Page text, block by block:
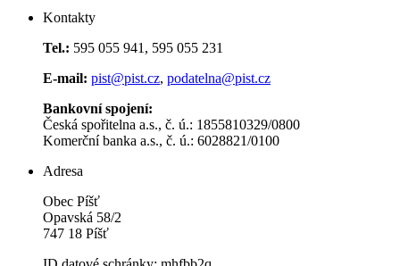
Kontakty
Tel.: 595 055 941, 595 055 231
E-mail: pist@pist.cz, podatelna@pist.cz
Bankovní spojení:
Česká spořitelna a.s., č. ú.: 1855810329/0800
Komerční banka a.s., č. ú.: 6028821/0100
Adresa
Obec Píšť
Opavská 58/2
747 18 Píšť